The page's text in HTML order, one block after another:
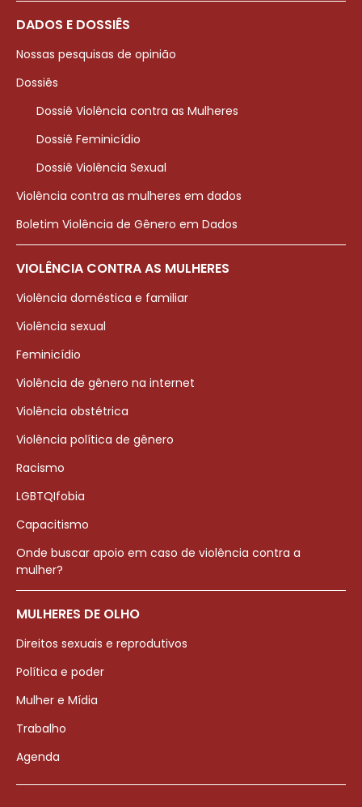
DADOS E DOSSIÊS
Nossas pesquisas de opinião
Dossiês
Dossiê Violência contra as Mulheres
Dossiê Feminicídio
Dossiê Violência Sexual
Violência contra as mulheres em dados
Boletim Violência de Gênero em Dados
VIOLÊNCIA CONTRA AS MULHERES
Violência doméstica e familiar
Violência sexual
Feminicídio
Violência de gênero na internet
Violência obstétrica
Violência política de gênero
Racismo
LGBTQIfobia
Capacitismo
Onde buscar apoio em caso de violência contra a
mulher?
MULHERES DE OLHO
Direitos sexuais e reprodutivos
Política e poder
Mulher e Mídia
Trabalho
Agenda